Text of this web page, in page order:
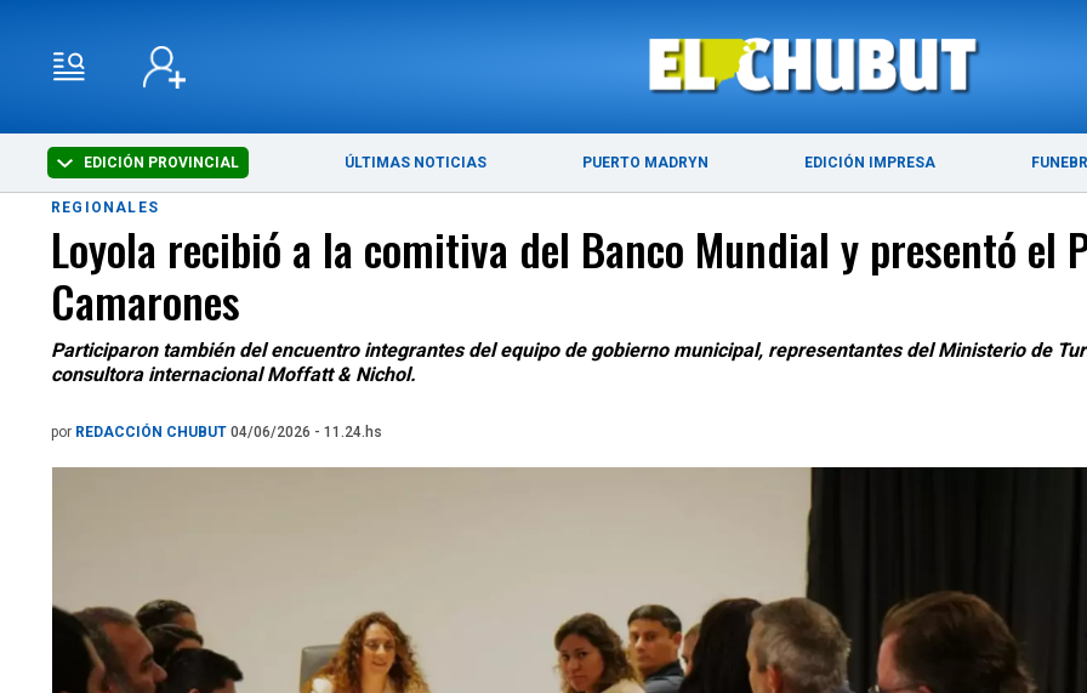
EDICIÓN PROVINCIAL ÚLTIMAS NOTICIAS PUERTO MADRYN EDICIÓN IMPRESA
ÚLTIMAS NOTICIAS PUERTO MADRYN
REGIONALES
Loyola recibió a la comitiva del Banco Mundial y presentó el
Camarones
Participaron también del encuentro integrantes del equipo de gobierno municipal, representantes del Ministerio de
consultora internacional Moffatt & Nichol.
por REDACCIÓN CHUBUT 04/06/2026 - 11.24.hs